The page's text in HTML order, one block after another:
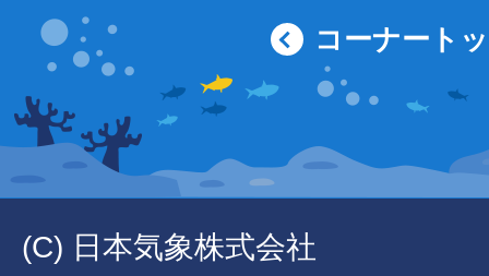
コーナート
(C) 日本気象株式会社